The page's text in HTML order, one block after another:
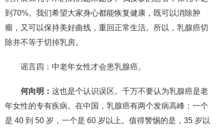
到70%。我们希望大家身心都能恢复健康，既可以消除肿
瘤，又可以保持美好曲线，重回正常生活。所以，乳腺癌切
除并不等于切掉乳房。
谣言四：中老年女性才会患乳腺癌。
何向明： 这也是个认识误区。千万不要认为乳腺癌是老
年女性的专有疾病。在中国，乳腺癌有两个发病高峰：一个
是 40 到 50 岁，一个是 60 岁以上。值得警惕的是，35 岁以